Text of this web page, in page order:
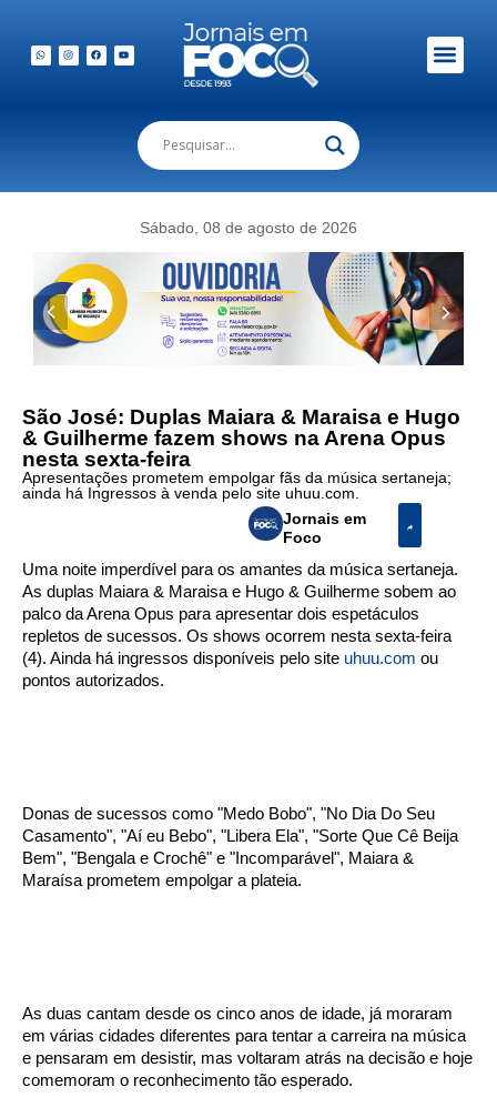
Sábado, 08 de agosto de 2026
São José: Duplas Maiara & Maraisa e Hugo
& Guilherme fazem shows na Arena Opus
nesta sexta-feira
Apresentações prometem empolgar fãs da música sertaneja;
ainda há Ingressos à venda pelo site uhuu.com.
Jornais em
Foco
Uma noite imperdível para os amantes da música sertaneja.
As duplas Maiara & Maraisa e Hugo & Guilherme sobem ao
palco da Arena Opus para apresentar dois espetáculos
repletos de sucessos. Os shows ocorrem nesta sexta-feira
(4). Ainda há ingressos disponíveis pelo site uhuu.com ou
pontos autorizados.
Donas de sucessos como "Medo Bobo", "No Dia Do Seu
Casamento", "Aí eu Bebo", "Libera Ela", "Sorte Que Cê Beija
Bem", "Bengala e Crochê" e "Incomparável", Maiara &
Maraísa prometem empolgar a plateia.
As duas cantam desde os cinco anos de idade, já moraram
em várias cidades diferentes para tentar a carreira na música
e pensaram em desistir, mas voltaram atrás na decisão e hoje
comemoram o reconhecimento tão esperado.